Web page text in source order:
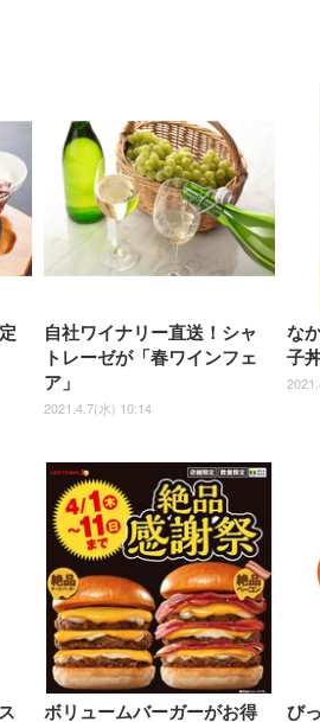
／デスクチェア メッシュチェ
ア 人間工学 疲れない ブラッ
ク
￥27,999
Sezlife オフィスチ
チェア 疲れない テ
チェア 強化バック
度ロッキング機能
子 腰サポート 90度
式アームレスト 3D
ト ハンガー付き 高
ョン PCチェア 通
ュ ゲーミング/勉強
しゃれ パソコンチ
ック)
￥7,680
WT | 27.0型4K
UHD・USB Type-C・ホワイ
109,572
【純正品】27"ゲーミ
ニター DualSense 充
ク付き（CFI-ZDM1J）
￥49,979
ーツ 厚型 ワイド 42枚x2袋(84
枚) ホワイト(吸収面:ライトブ
ルー)
￥3,234
ネオ・ルーライフ
ツ L 中型犬用 26枚
￥1,800
自社ワイナリー直送！シャ
トレーゼが「春ワインフェ
ア」
2021.4.7(水) 10:14
な
子
ボリュームバーガーがお得
び